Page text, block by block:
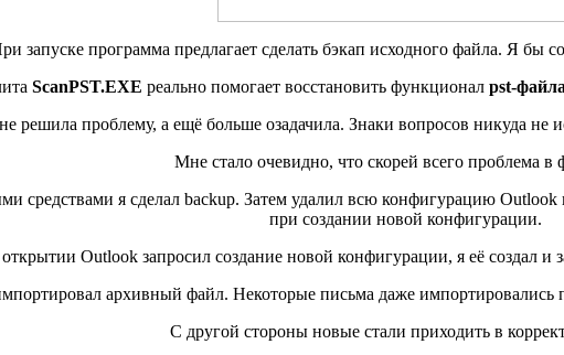
запуске программа предлагает сделать бэкап исходного файла. Я бы
ScanPST.EXE реально помогает восстановить функционал pst-файла
решила проблему, а ещё больше озадачила. Знаки вопросов никуда
Мне стало очевидно, что скорей всего проблема в
я сделал backup. Затем удалил всю конфигурацию
при создании новой конфигурации.
Outlook запросил создание новой конфигурации, я её создал и
архивный файл. Некоторые письма даже импортировались
С другой стороны новые стали приходить в